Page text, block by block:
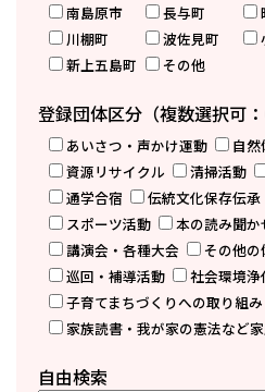
南島原市
長与町
川棚町
波佐見町
新上五島町
その他
登録団体区分（複数選択可：
あいさつ・声かけ運動 自然
資源リサイクル
清掃活動
通学合宿
伝統文化保存伝承
スポーツ活動
本の読み聞か
講演会・各種大会
その他
巡回・補導活動
社会環境浄
子育てまちづくりへの取り組み
家族読書・我が家の憲法など
自由検索